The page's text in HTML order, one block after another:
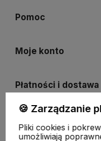
Pomoc
Moje konto
Płatności i dostawa
🍪 Zarządzanie
Pliki cookies i
umożliwiają